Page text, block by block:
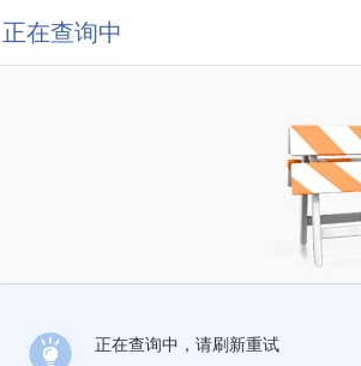
正在查询中
正在查询中，请刷新重试